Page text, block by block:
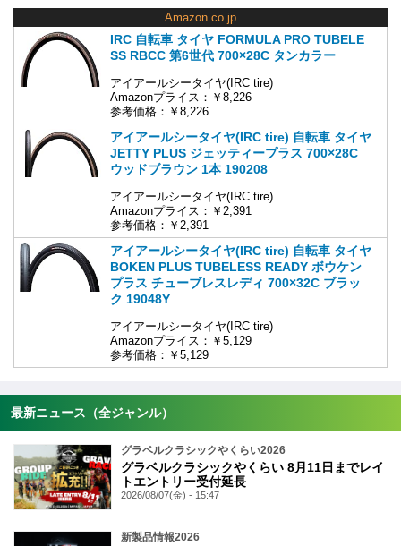
Amazon.co.jp
IRC 自転車 タイヤ FORMULA PRO TUBELE
SS RBCC 第6世代 700×28C タンカラー
アイアールシータイヤ(IRC tire)
Amazonプライス：￥8,226
参考価格：￥8,226
アイアールシータイヤ(IRC tire) 自転車 タイヤ
JETTY PLUS ジェッティープラス 700×28C
ウッドブラウン 1本 190208
アイアールシータイヤ(IRC tire)
Amazonプライス：￥2,391
参考価格：￥2,391
アイアールシータイヤ(IRC tire) 自転車 タイヤ
BOKEN PLUS TUBELESS READY ボウケン
プラス チューブレスレディ 700×32C ブラッ
ク 19048Y
アイアールシータイヤ(IRC tire)
Amazonプライス：￥5,129
参考価格：￥5,129
最新ニュース（全ジャンル）
グラベルクラシックやくらい2026
グラベルクラシックやくらい 8月11日までレイ
トエントリー受付延長
2026/08/07(金) - 15:47
新製品情報2026